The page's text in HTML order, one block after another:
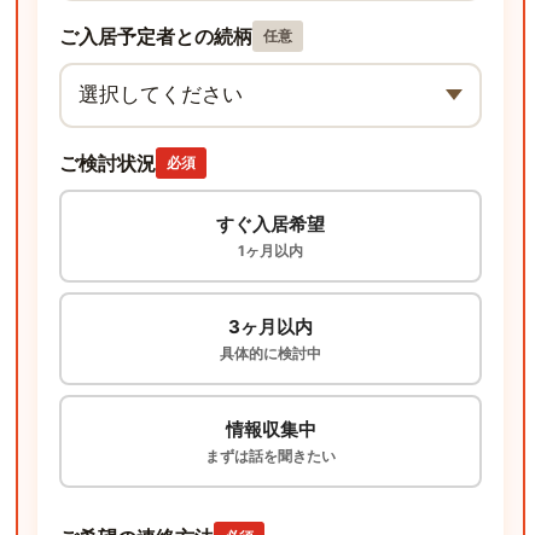
ご入居予定者との続柄 任意
ご検討状況 必須
すぐ入居希望
1ヶ月以内
3ヶ月以内
具体的に検討中
情報収集中
まずは話を聞きたい